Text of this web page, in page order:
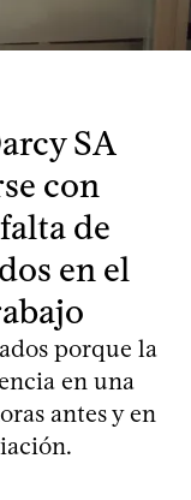
SA
con
de
en el
porque la
en una
antes y en